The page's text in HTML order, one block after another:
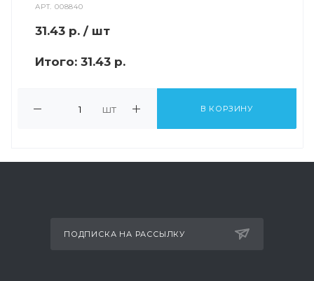
АРТ.008840
31.43 р. / шт
Итого: 31.43 р.
шт В КОРЗИНУ
ПОДПИСКА НА РАССЫЛКУ